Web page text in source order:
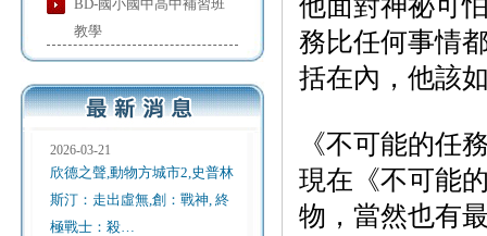
BD-國小國中高中補習班
教學
2026-03-21
欣德之聲,動物方城市2,史普林
斯汀：走出虛無,創：戰神, 終
極戰士：殺…
他面對神祕可
務比任何事情
括在內，他該
《不可能的任
現在《不可能
物，當然也有